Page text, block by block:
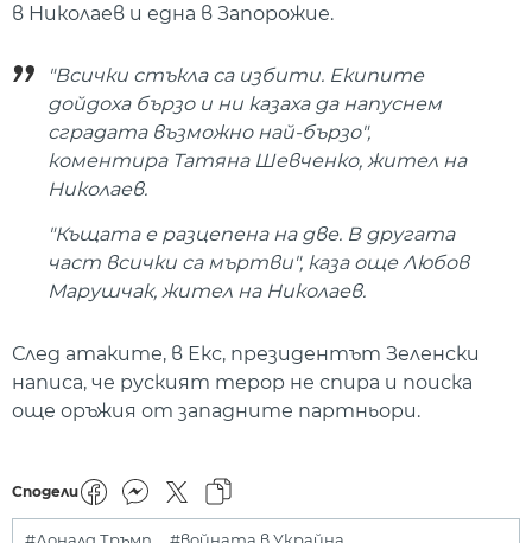
в Николаев и една в Запорожие.
"Всички стъкла са избити. Екипите
дойдоха бързо и ни казаха да напуснем
сградата възможно най-бързо",
коментира Татяна Шевченко, жител на
Николаев.
"Къщата е разцепена на две. В другата
част всички са мъртви", каза още Любов
Марушчак, жител на Николаев.
След атаките, в Екс, президентът Зеленски
написа, че руският терор не спира и поиска
още оръжия от западните партньори.
Сподели